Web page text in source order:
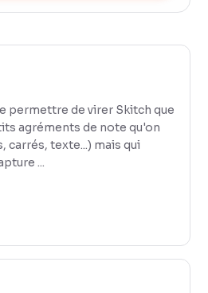
permettre de virer Skitch que
agréments de note qu'on
carrés, texte...) mais qui
...